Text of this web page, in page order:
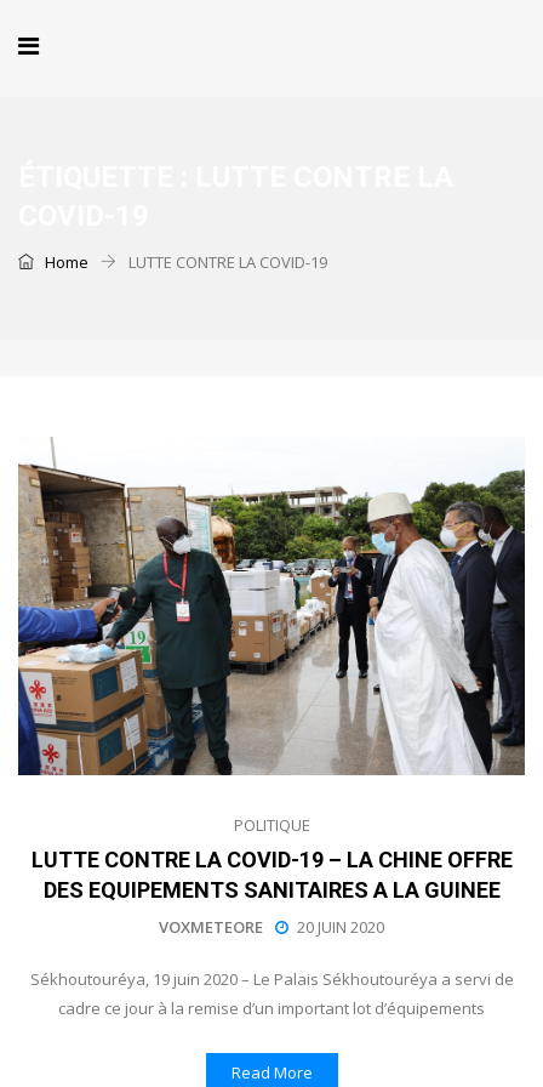
Home LUTTE CONTRE LA COVID-19
POLITIQUE
LUTTE CONTRE LA COVID-19 – LA CHINE OFFRE
DES EQUIPEMENTS SANITAIRES A LA GUINEE
VOXMETEORE 20 JUIN 2020
Sékhoutouréya, 19 juin 2020 – Le Palais Sékhoutouréya a servi de
cadre ce jour à la remise d’un important lot d’équipements
Read More